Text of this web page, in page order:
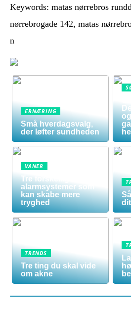
Keywords: matas nørrebros
nørrebrogade 142, matas
n
ERNÆRING
Små hverdagsvalg,
der løfter sundheden
VANER
Tre forskellige
alarmsystemer som
kan skabe mere
tryghed
TRENDS
Tre ting du skal vide
om akne